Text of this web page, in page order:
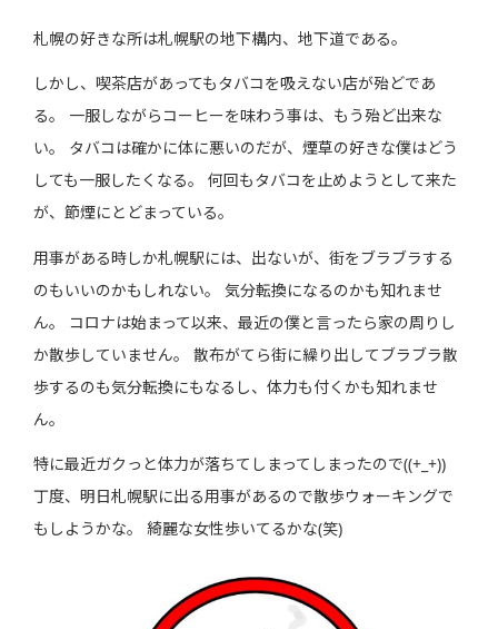
札幌の好きな所は札幌駅の地下構内、地下道である。
しかし、喫茶店があってもタバコを吸えない店が殆どであ
る。 一服しながらコーヒーを味わう事は、もう殆ど出来な
い。 タバコは確かに体に悪いのだが、煙草の好きな僕はどう
しても一服したくなる。 何回もタバコを止めようとして来た
が、節煙にとどまっている。
用事がある時しか札幌駅には、出ないが、街をブラブラする
のもいいのかもしれない。 気分転換になるのかも知れませ
ん。 コロナは始まって以来、最近の僕と言ったら家の周りし
か散歩していません。 散布がてら街に繰り出してブラブラ散
歩するのも気分転換にもなるし、体力も付くかも知れませ
ん。
特に最近ガクっと体力が落ちてしまってしまったので((+_+))
丁度、明日札幌駅に出る用事があるので散歩ウォーキングで
もしようかな。 綺麗な女性歩いてるかな(笑)